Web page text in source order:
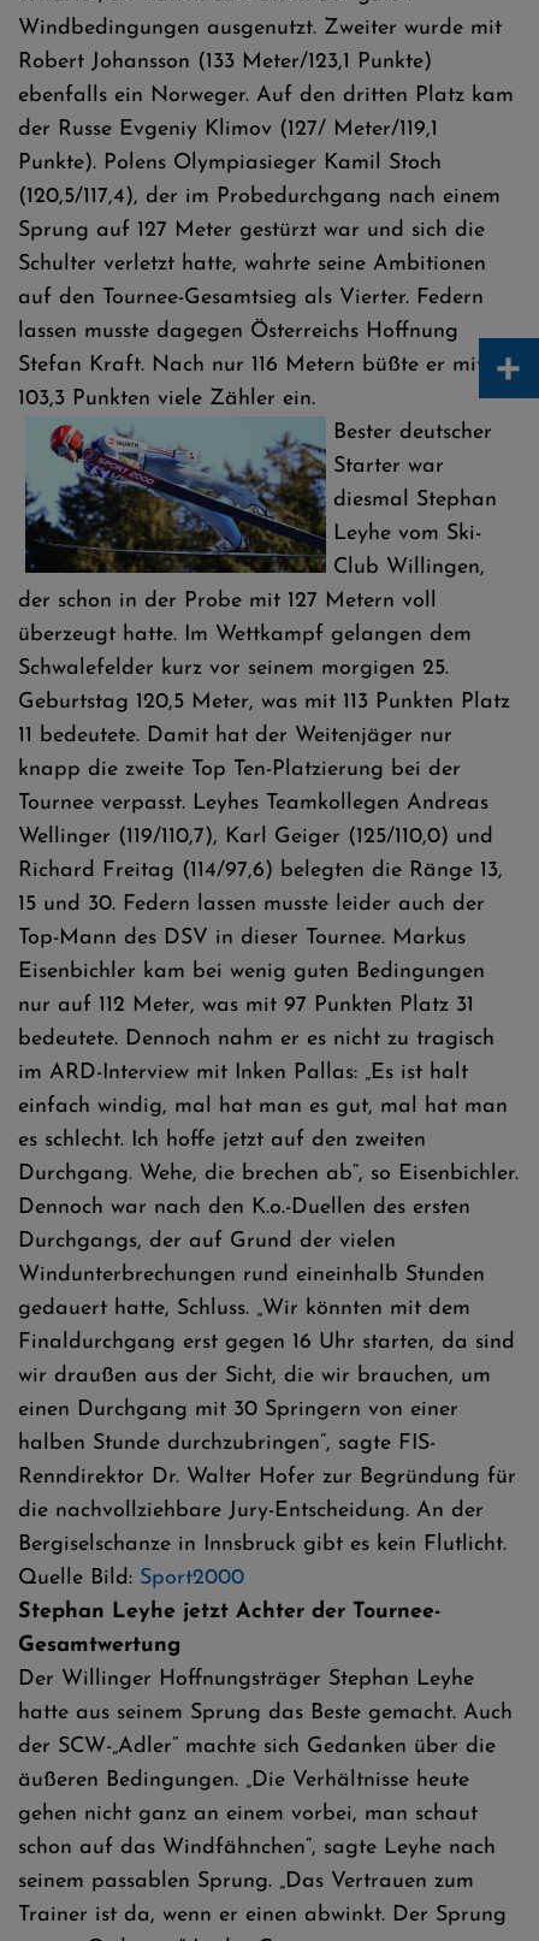
Windbedingungen ausgenutzt. Zweiter wurde mit
Robert Johansson (133 Meter/123,1 Punkte)
ebenfalls ein Norweger. Auf den dritten Platz kam
der Russe Evgeniy Klimov (127/ Meter/119,1
Punkte). Polens Olympiasieger Kamil Stoch
(120,5/117,4), der im Probedurchgang nach einem
Sprung auf 127 Meter gestürzt war und sich die
Schulter verletzt hatte, wahrte seine Ambitionen
auf den Tournee-Gesamtsieg als Vierter. Federn
lassen musste dagegen Österreichs Hoffnung
Stefan Kraft. Nach nur 116 Metern büßte er mit
103,3 Punkten viele Zähler ein.
Bester deutscher
Starter war
diesmal Stephan
Leyhe vom Ski-
Club Willingen,
der schon in der Probe mit 127 Metern voll
überzeugt hatte. Im Wettkampf gelangen dem
Schwalefelder kurz vor seinem morgigen 25.
Geburtstag 120,5 Meter, was mit 113 Punkten Platz
11 bedeutete. Damit hat der Weitenjäger nur
knapp die zweite Top Ten-Platzierung bei der
Tournee verpasst. Leyhes Teamkollegen Andreas
Wellinger (119/110,7), Karl Geiger (125/110,0) und
Richard Freitag (114/97,6) belegten die Ränge 13,
15 und 30. Federn lassen musste leider auch der
Top-Mann des DSV in dieser Tournee. Markus
Eisenbichler kam bei wenig guten Bedingungen
nur auf 112 Meter, was mit 97 Punkten Platz 31
bedeutete. Dennoch nahm er es nicht zu tragisch
im ARD-Interview mit Inken Pallas: „Es ist halt
einfach windig, mal hat man es gut, mal hat man
es schlecht. Ich hoffe jetzt auf den zweiten
Durchgang. Wehe, die brechen ab“, so Eisenbichler.
Dennoch war nach den K.o.-Duellen des ersten
Durchgangs, der auf Grund der vielen
Windunterbrechungen rund eineinhalb Stunden
gedauert hatte, Schluss. „Wir könnten mit dem
Finaldurchgang erst gegen 16 Uhr starten, da sind
wir draußen aus der Sicht, die wir brauchen, um
einen Durchgang mit 30 Springern von einer
halben Stunde durchzubringen“, sagte FIS-
Renndirektor Dr. Walter Hofer zur Begründung für
die nachvollziehbare Jury-Entscheidung. An der
Bergiselschanze in Innsbruck gibt es kein Flutlicht.
Quelle Bild: Sport2000
Stephan Leyhe jetzt Achter der Tournee-
Gesamtwertung
Der Willinger Hoffnungsträger Stephan Leyhe
hatte aus seinem Sprung das Beste gemacht. Auch
der SCW-„Adler“ machte sich Gedanken über die
äußeren Bedingungen. „Die Verhältnisse heute
gehen nicht ganz an einem vorbei, man schaut
schon auf das Windfähnchen“, sagte Leyhe nach
seinem passablen Sprung. „Das Vertrauen zum
Trainer ist da, wenn er einen abwinkt. Der Sprung
+